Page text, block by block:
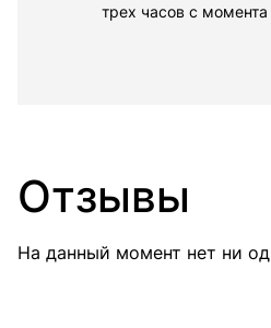
трех часов с момента
Отзывы
На данный момент нет ни